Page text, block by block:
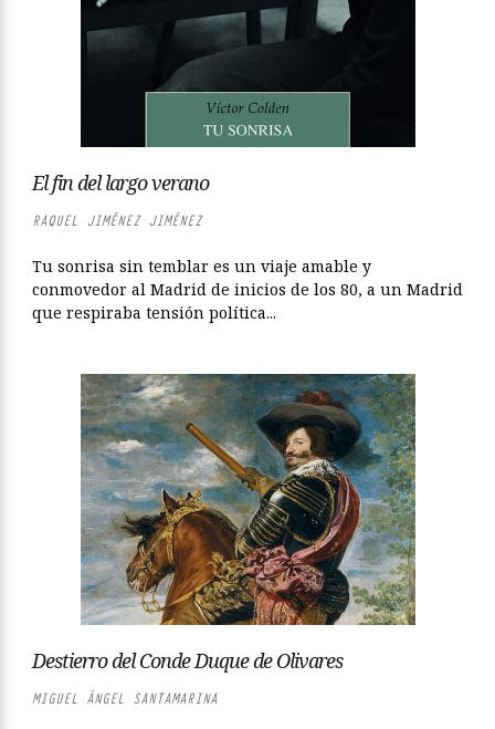
El fin del largo verano
RAQUEL JIMÉNEZ JIMÉNEZ
Tu sonrisa sin temblar es un viaje amable y
conmovedor al Madrid de inicios de los 80, a un Madrid
que respiraba tensión política...
Destierro del Conde Duque de Olivares
MIGUEL ÁNGEL SANTAMARINA